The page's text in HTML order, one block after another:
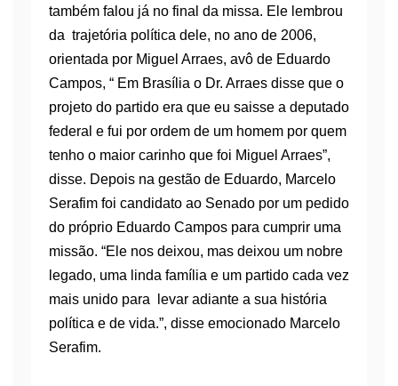
também falou já no final da missa. Ele lembrou
da trajetória política dele, no ano de 2006,
orientada por Miguel Arraes, avô de Eduardo
Campos, “ Em Brasília o Dr. Arraes disse que o
projeto do partido era que eu saisse a deputado
federal e fui por ordem de um homem por quem
tenho o maior carinho que foi Miguel Arraes”,
disse. Depois na gestão de Eduardo, Marcelo
Serafim foi candidato ao Senado por um pedido
do próprio Eduardo Campos para cumprir uma
missão. “Ele nos deixou, mas deixou um nobre
legado, uma linda família e um partido cada vez
mais unido para levar adiante a sua história
política e de vida.”, disse emocionado Marcelo
Serafim.